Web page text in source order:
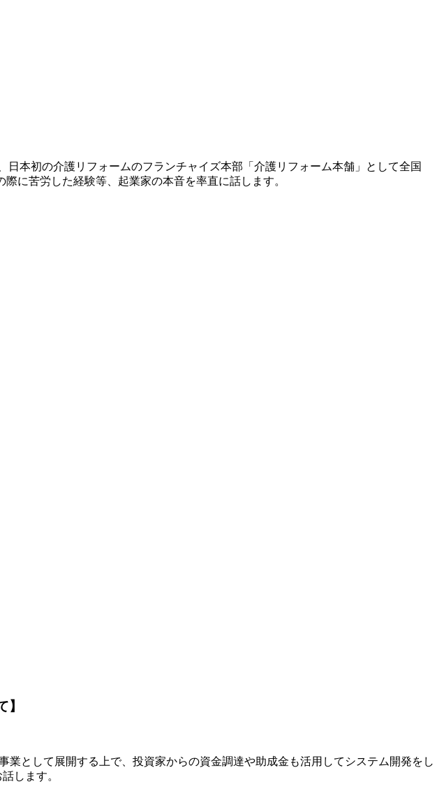
本初の介護リフォームのフランチャイズ本部「介護リフォーム本舗」として全国
に苦労した経験等、起業家の本音を率直に話します。
として展開する上で、投資家からの資金調達や助成金も活用してシステム開発をし
します。